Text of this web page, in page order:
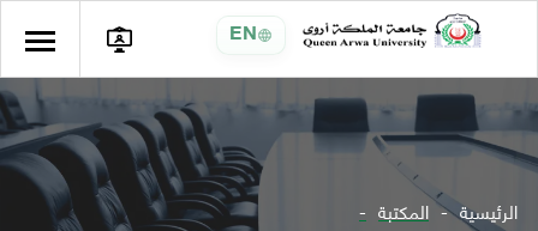
EN
الرئيسية المكتبة